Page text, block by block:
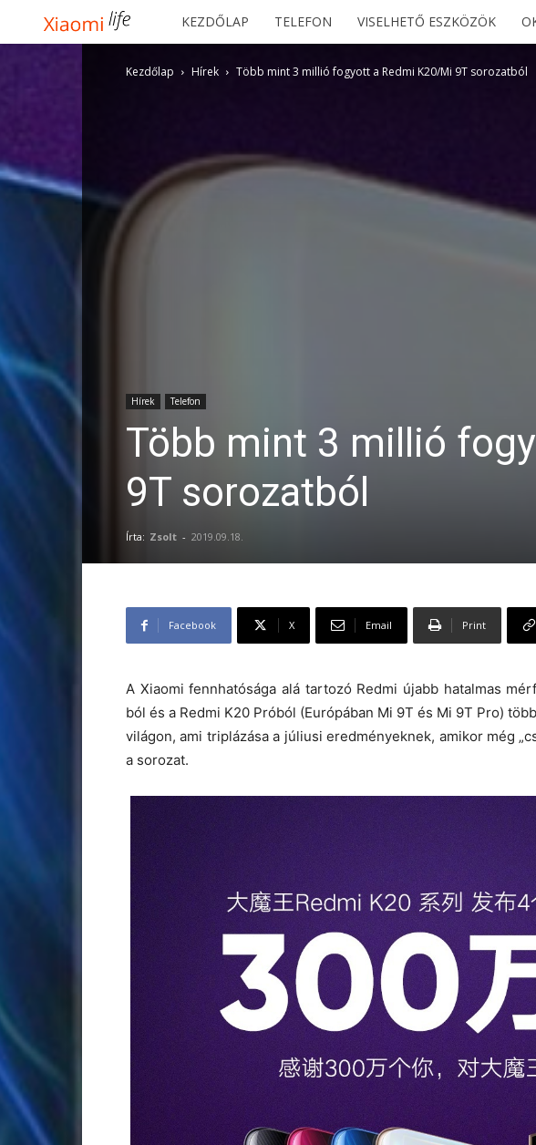
Xiaomilife
KEZDŐLAP TELEFON VISELHETŐ ESZKÖZÖK
Kezdőlap Hírek Több mint 3 millió fogyott a Redmi K20/Mi 9T sorozatból
Hírek Telefon
Több mint 3 millió
9T sorozatból
Írta: Zsolt - 2019.09.18.
Facebook X Email Print
A Xiaomi fennhatósága alá tartozó Redmi újabb hatalmas
ból és a Redmi K20 Próból (Európában Mi 9T és Mi 9T Pro)
világon, ami triplázása a júliusi eredményeknek, amikor még
a sorozat.